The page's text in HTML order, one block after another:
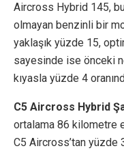
Aircross Hybrid 145,
olmayan benzinli bir
yaklaşık yüzde 15,
sayesinde ise önceki
kıyasla yüzde 4
C5 Aircross Hybrid
ortalama 86 kilometre
C5 Aircross’tan